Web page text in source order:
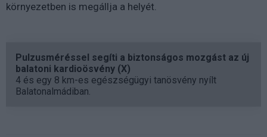
környezetben is megállja a helyét.
Pulzusméréssel segíti a biztonságos mozgást az új
balatoni kardioösvény (X)
4 és egy 8 km-es egészségügyi tanösvény nyílt
Balatonalmádiban.